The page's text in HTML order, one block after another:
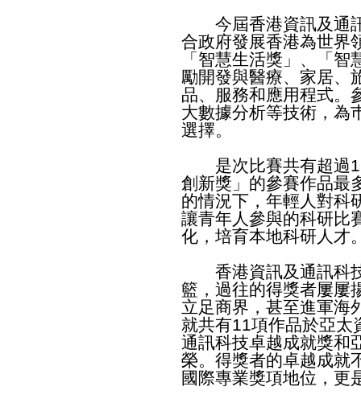
今屆香港資訊及通訊
合政府發展香港為世界
「智慧生活獎」、「
勵開發與醫療、家居、
品、服務和應用程式。
大數據分析等技術，為
選擇。
是次比賽共有超過1
創新獎」的參賽作品最
的情況下，年輕人對科
讓青年人參與的科研比
化，培育本地科研人才
香港資訊及通訊科技
籃，過往的得獎者屢屢
立足商界，甚至進軍海
就共有11項作品於亞太
通訊科技卓越成就獎和
榮。得獎者的卓越成就
國際專業獎項地位，更